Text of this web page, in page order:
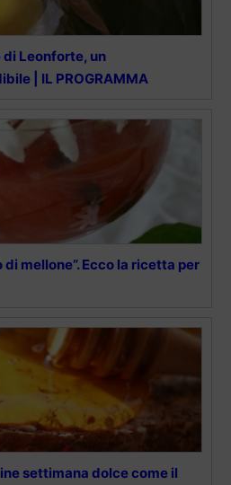
di Leonforte, un
| IL PROGRAMMA
di mellone”. Ecco la ricetta per
settimana dolce come il